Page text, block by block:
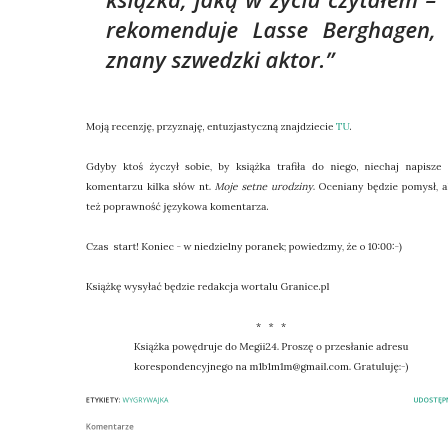
rekomenduje Lasse Berghagen,
znany szwedzki aktor.
Moją recenzję, przyznaję, entuzjastyczną znajdziecie TU.
Gdyby ktoś życzył sobie, by książka trafiła do niego, niechaj napisze
komentarzu kilka słów nt. Moje setne urodziny. Oceniany będzie pomysł,
też poprawność językowa komentarza.
Czas start! Koniec - w niedzielny poranek; powiedzmy, że o 10:00:-)
Książkę wysyłać będzie redakcja wortalu Granice.pl
* * *
Książka powędruje do Megii24. Proszę o przesłanie adresu
korespondencyjnego na m1b1m1m@gmail.com. Gratuluję:-)
ETYKIETY: WYGRYWAJKA
Komentarze